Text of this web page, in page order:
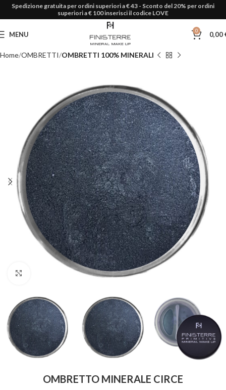
Spedizione gratuita per ordini superiori a € 43 - Sconto del 20% per ordini
superiori a € 100 inserisci il codice LOVE
MENU 0 0,00
Home OMBRETTI OMBRETTI 100% MINERALI
Click to enlarge
OMBRETTO MINERALE CIRCE